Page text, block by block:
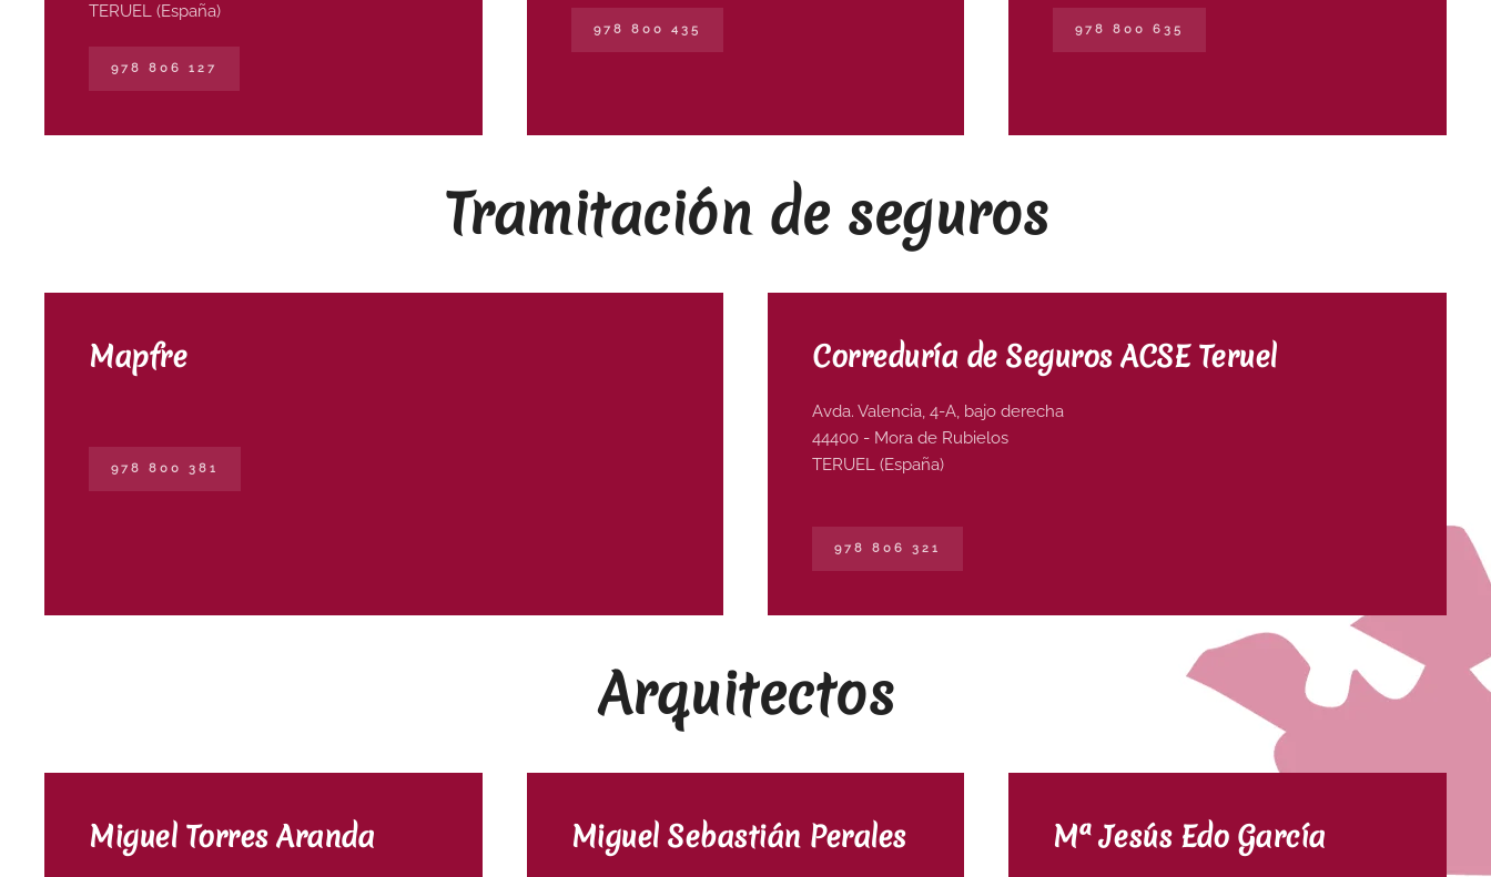
TERUEL (España)
978 806 127
978 800 435 978 800 635
Tramitación de seguros
Mapfre
978 800 381
Correduría de Seguros ACSE Teruel
Avda. Valencia, 4-A, bajo derecha
44400 - Mora de Rubielos
TERUEL (España)
978 806 321
Arquitectos
Miguel Torres Aranda Miguel Sebastián Perales Mª Jesús Edo García